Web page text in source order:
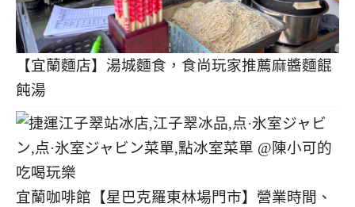
【宜蘭麵店】湯城麵食，食尚玩家推薦麻醬麵餛
飩湯
宜蘭咖啡館【星巴克羅東林場門市】營業時間、